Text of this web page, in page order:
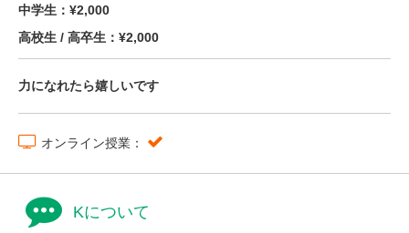
中学生：¥2,000
高校生 / 高卒生：¥2,000
力になれたら嬉しいです
オンライン授業：
Kについて